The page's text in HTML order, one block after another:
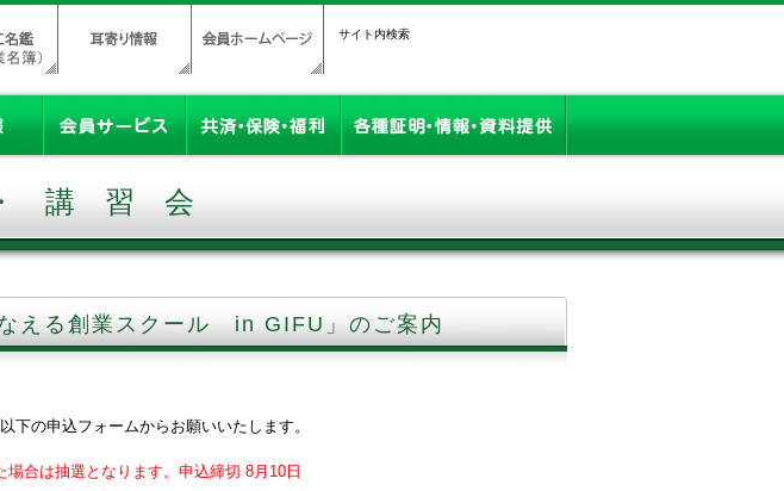
サイト内検索
講習会
える創業スクール in GIFU」のご案内
下の申込フォームからお願いいたします。
場合は抽選となります。申込締切 8月10日